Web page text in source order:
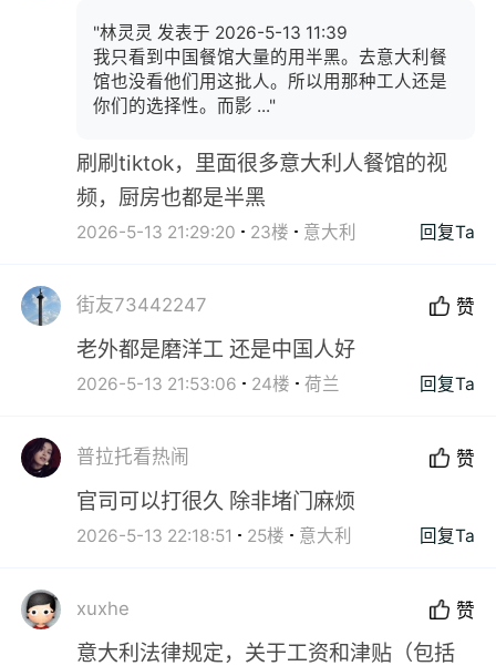
"林灵灵 发表于 2026-5-13 11:39
我只看到中国餐馆大量的用半黑。去意大利餐
馆也没看他们用这批人。所以用那种工人还是
你们的选择性。而影 ..."
刷刷tiktok，里面很多意大利人餐馆的视
频，厨房也都是半黑
2026-5-13 21:29:20 23楼 意大利 回复Ta
街友73442247 赞
老外都是磨洋工 还是中国人好
2026-5-13 21:53:06 24楼 荷兰 回复Ta
普拉托看热闹 赞
官司可以打很久 除非堵门麻烦
2026-5-13 22:18:51 25楼 意大利 回复Ta
xuxhe 赞
意大利法律规定，关于工资和津贴（包括